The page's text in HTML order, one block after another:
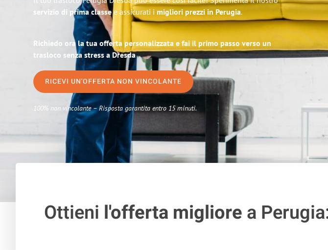
servizio di prima classee assicurati i migliori prezzi in Perugia.
Richiedo ora la tua offerta personalizzata e fai il primo passo verso un
trasloco senza stress a Dresda
RICEVI UN'OFFERTA NON VINCOLANTE
100% non vincolante – Risposta garantita entro 15 minuti.
Ottieni l'offerta migliorea